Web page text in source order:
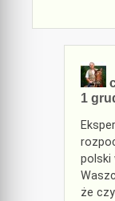
1
polski
że